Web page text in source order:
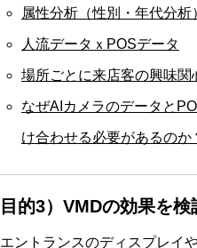
属性分析（性別・年代分析
人流データｘPOSデータ
場所ごとに来店客の興味関
なぜAIカメラのデータと
け合わせる必要があるのか
目的3）VMDの効果を検
エントランスのディスプレイ